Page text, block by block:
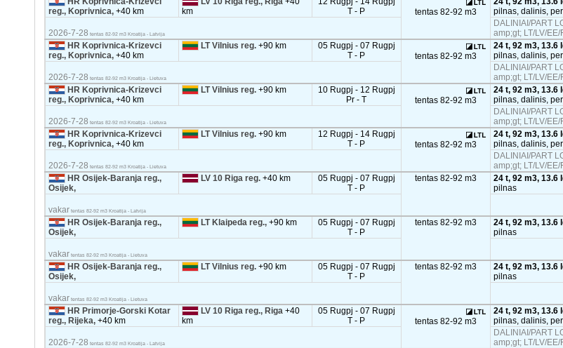
reg., Koprivnica, +40 km
km
T - P
tentas 82-92 m3
pilnas, dalinis,
2026-7-28 tentas 82-92 m3 Kroatija - Latvija
DALINIAI/PART
amp;gt; LT/LV/EE/
HR Koprivnica-Krizevci
reg., Koprivnica, +40 km
LT Vilnius reg. +90 km
05 Rugpj - 07 Rugpj
T - P
tentas 82-92 m3
24 t, 92 m3, 13.6
pilnas, dalinis,
2026-7-28 tentas 82-92 m3 Kroatija - Lietuva
DALINIAI/PART
amp;gt; LT/LV/EE/
HR Koprivnica-Krizevci
reg., Koprivnica, +40 km
LT Vilnius reg. +90 km
10 Rugpj - 12 Rugpj
Pr - T
tentas 82-92 m3
24 t, 92 m3, 13.6
pilnas, dalinis,
2026-7-28 tentas 82-92 m3 Kroatija - Lietuva
DALINIAI/PART
amp;gt; LT/LV/EE/
HR Koprivnica-Krizevci
reg., Koprivnica, +40 km
LT Vilnius reg. +90 km
12 Rugpj - 14 Rugpj
T - P
tentas 82-92 m3
24 t, 92 m3, 13.6
pilnas, dalinis,
2026-7-28 tentas 82-92 m3 Kroatija - Lietuva
DALINIAI/PART
amp;gt; LT/LV/EE/
HR Osijek-Baranja reg.,
Osijek,
LV 10 Riga reg. +40 km
05 Rugpj - 07 Rugpj
T - P
tentas 82-92 m3
24 t, 92 m3, 13.6
pilnas
vakar tentas 82-92 m3 Kroatija - Latvija
HR Osijek-Baranja reg.,
Osijek,
LT Klaipeda reg., +90 km
05 Rugpj - 07 Rugpj
T - P
tentas 82-92 m3
24 t, 92 m3, 13.6
pilnas
vakar tentas 82-92 m3 Kroatija - Lietuva
HR Osijek-Baranja reg.,
Osijek,
LT Vilnius reg. +90 km
05 Rugpj - 07 Rugpj
T - P
tentas 82-92 m3
24 t, 92 m3, 13.6
pilnas
vakar tentas 82-92 m3 Kroatija - Lietuva
HR Primorje-Gorski Kotar
reg., Rijeka, +40 km
LV 10 Riga reg., Riga +40
km
05 Rugpj - 07 Rugpj
T - P
tentas 82-92 m3
24 t, 92 m3, 13.6
pilnas, dalinis,
2026-7-28 tentas 82-92 m3 Kroatija - Latvija
DALINIAI/PART
amp;gt; LT/LV/EE/